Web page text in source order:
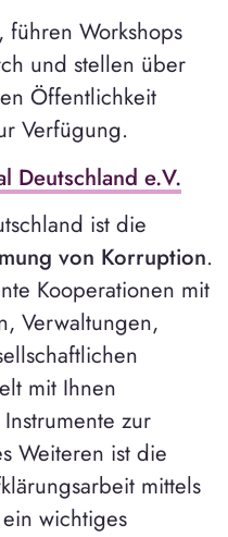
Workshops
und stellen über
Öffentlichkeit
Verfügung.
Deutschland e.V.
ist die
von Korruption.
Kooperationen mit
Verwaltungen,
mit Ihnen
zur
Weiteren ist die
mittels
wichtiges